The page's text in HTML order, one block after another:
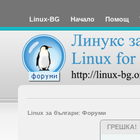
Linux-BG Начало Помощ
Linux за българи: Форуми
ГРЕШКА!